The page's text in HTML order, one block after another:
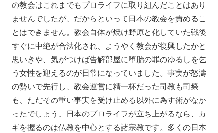
の教会はこれまでもプロライフに取り組んだことはあり
ませんでしたが、だからといって日本の教会を責めるこ
とはできません。教会自体が焼け野原と化していた戦後
すぐに中絶が合法化され、ようやく教会が復興したかと
思いきや、気がつけば告解部屋に堕胎の罪のゆるしを乞
う女性を迎えるのが日常になっていました。事実が怒濤
の勢いで先行し、教会運営に精一杯だった司教も司祭
も、ただその重い事実を受け止める以外に為す術がなか
ったでしょう。日本のプロライフが立ち上がるなら、カ
ギを握るのは仏教を中心とする諸宗教です。多くの日本